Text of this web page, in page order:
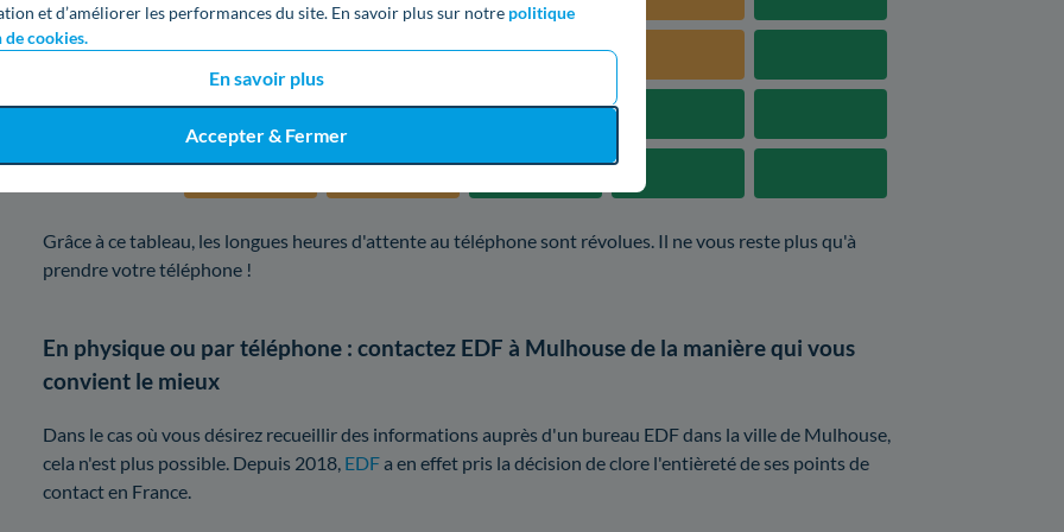
et d’améliorer les performances du site. En savoir plus sur notre politique
cookies.
En savoir plus
Accepter & Fermer
Jeudi
Vendredi
Grâce à ce tableau, les longues heures d'attente au téléphone sont révolues. Il ne vous reste plus qu'à
prendre votre téléphone !
En physique ou par téléphone : contactez EDF à Mulhouse de la manière qui vous
convient le mieux
Dans le cas où vous désirez recueillir des informations auprès d'un bureau EDF dans la ville de Mulhouse,
cela n'est plus possible. Depuis 2018, EDFa en effet pris la décision de clore l'entièreté de ses points de
contact en France.